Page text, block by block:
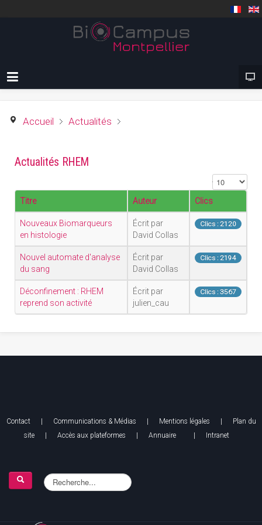
Accueil Actualités
Actualités RHEM
Affichage #
Titre Auteur Clics
Nouveaux Biomarqueurs
en histologie
Écrit par
David Collas
Clics : 2120
Nouvel automate d'analyse
du sang
Écrit par
David Collas
Clics : 2194
Déconfinement : RHEM
reprend son activité
Écrit par
julien_cau
Clics : 3567
Contact| Communications & Médias Mentions légales | Plan du
site | Accès aux plateformes Annuaire Intranet